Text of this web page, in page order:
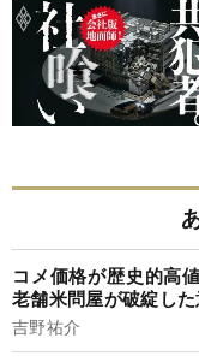
コメ価格が歴史的高
老舗米問屋が破綻し
吉野祐介